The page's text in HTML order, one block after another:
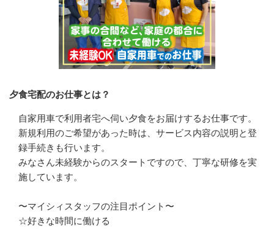
夕食宅配のお仕事とは？
自家用車で利用者宅へ伺い夕食をお届けするお仕事です。
新規利用のご希望があった時は、サービス内容の説明と登
録手続きも行います。
みなさん未経験からのスタートですので、丁寧な研修を実
施しています。
〜マイシィスタッフの注目ポイント〜
☆好きな時間に働ける